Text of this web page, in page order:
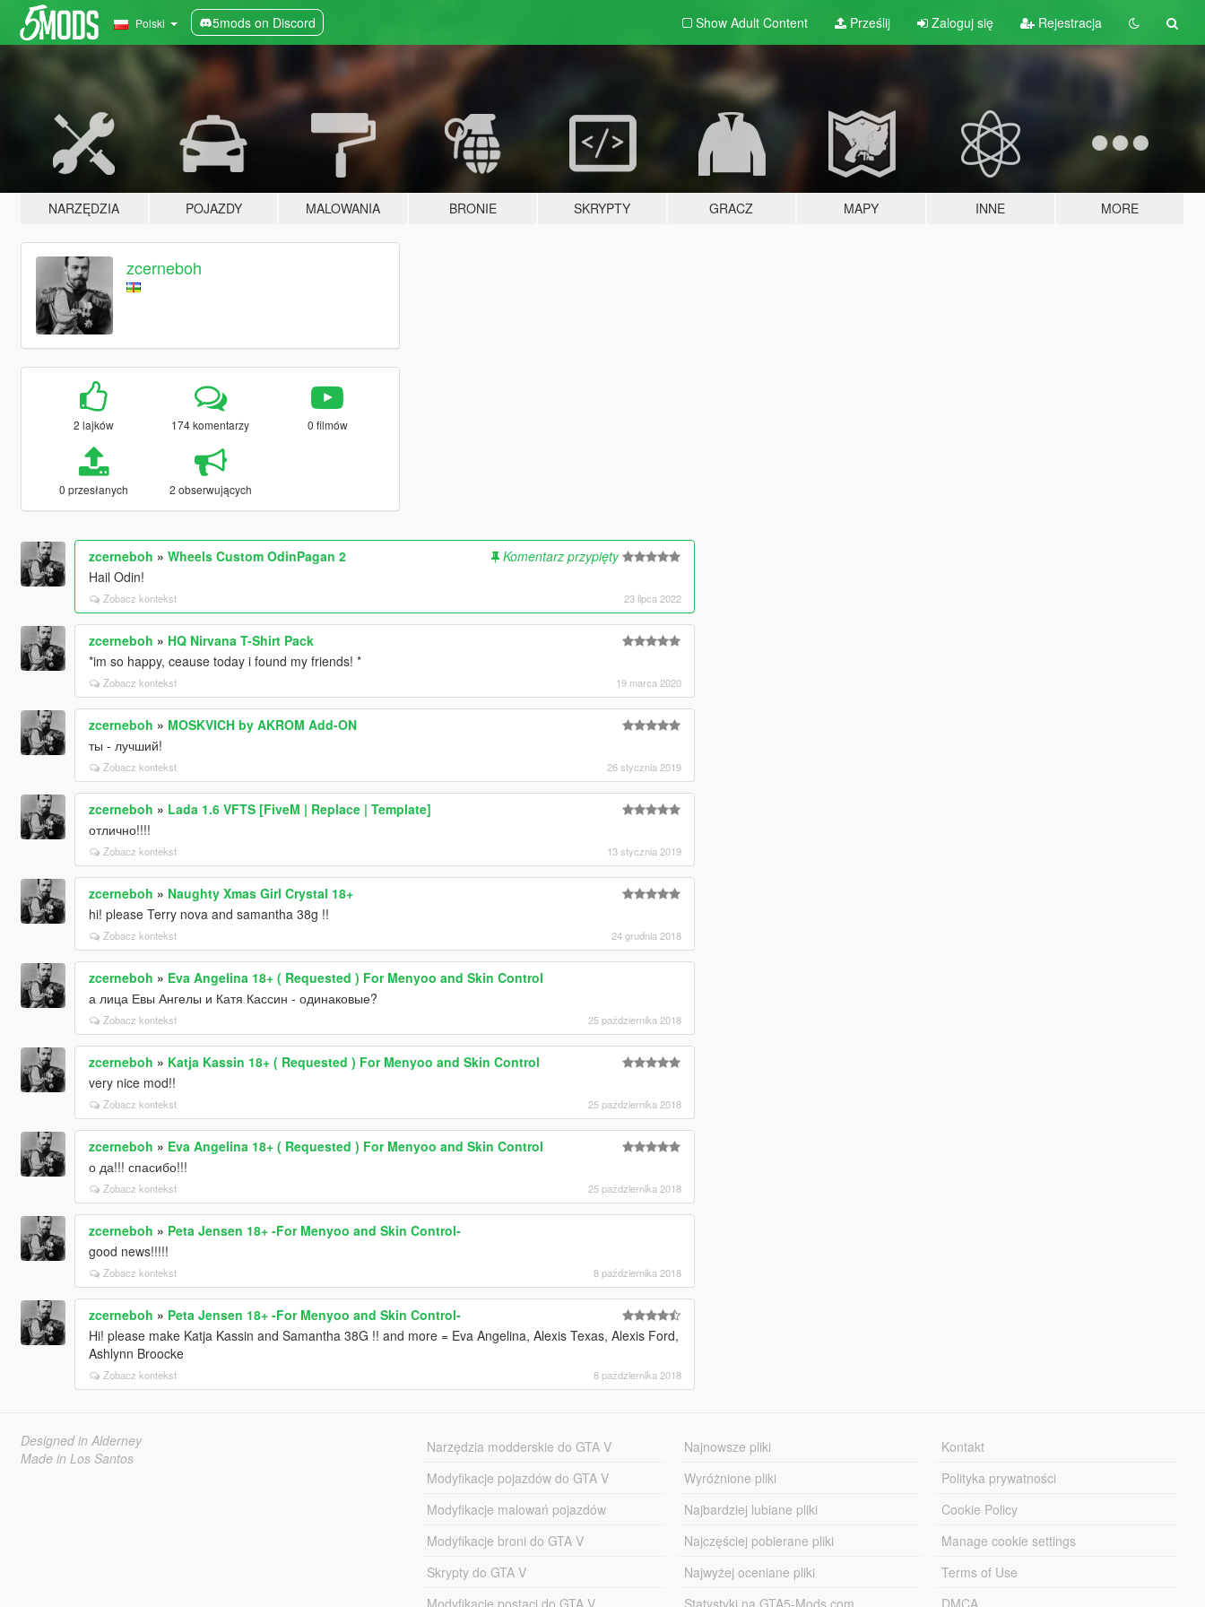
Polski 5mods on Discord Show Adult Content Prześlij Zaloguj się Rejestracja
NARZĘDZIA POJAZDY MALOWANIA BRONIE SKRYPTY GRACZ MAPY INNE MORE
zcerneboh
2 lajków 174 komentarzy 0 filmów
0 przesłanych 2 obserwujących
zcerneboh » Wheels Custom OdinPagan 2
Komentarz przypięty
Hail Odin!
Zobacz kontekst 23 lipca 2022
zcerneboh » HQ Nirvana T-Shirt Pack
*im so happy, ceause today i found my friends! *
Zobacz kontekst 19 marca 2020
zcerneboh » MOSKVICH by AKROM Add-ON
ты - лучший!
Zobacz kontekst 26 stycznia 2019
zcerneboh » Lada 1.6 VFTS [FiveM | Replace | Template]
отлично!!!!
Zobacz kontekst 13 stycznia 2019
zcerneboh » Naughty Xmas Girl Crystal 18+
hi! please Terry nova and samantha 38g !!
Zobacz kontekst 24 grudnia 2018
zcerneboh » Eva Angelina 18+ ( Requested ) For Menyoo and Skin Control
а лица Евы Ангелы и Катя Кассин - одинаковые?
Zobacz kontekst 25 października 2018
zcerneboh » Katja Kassin 18+ ( Requested ) For Menyoo and Skin Control
very nice mod!!
Zobacz kontekst 25 października 2018
zcerneboh » Eva Angelina 18+ ( Requested ) For Menyoo and Skin Control
о да!!! спасибо!!!
Zobacz kontekst 25 października 2018
zcerneboh » Peta Jensen 18+ -For Menyoo and Skin Control-
good news!!!!!
Zobacz kontekst 8 października 2018
zcerneboh » Peta Jensen 18+ -For Menyoo and Skin Control-
Hi! please make Katja Kassin and Samantha 38G !! and more = Eva Angelina, Alexis Texas, Alexis Ford,
Ashlynn Broocke
Zobacz kontekst 8 października 2018
Designed in Alderney
Made in Los Santos
Narzędzia modderskie do GTA V
Modyfikacje pojazdów do GTA V
Modyfikacje malowań pojazdów
Modyfikacje broni do GTA V
Skrypty do GTA V
Modyfikacje postaci do GTA V
Najnowsze pliki
Wyróżnione pliki
Najbardziej lubiane pliki
Najczęściej pobierane pliki
Najwyżej oceniane pliki
Statystyki na GTA5-Mods.com
Kontakt
Polityka prywatności
Cookie Policy
Manage cookie settings
Terms of Use
DMCA